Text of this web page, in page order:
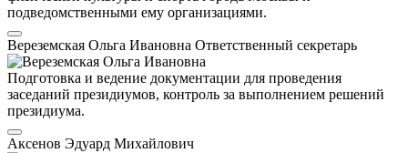
подведомственными ему организациями.
Вереземская Ольга Ивановна Ответственный секретарь
Подготовка и ведение документации для проведения
заседаний президиумов, контроль за выполнением решений
президиума.
Аксенов Эдуард Михайлович